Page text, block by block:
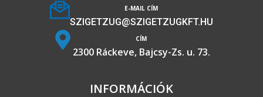
E-MAIL CÍM
SZIGETZUG@SZIGETZUGKFT.HU
CÍM
2300 Ráckeve, Bajcsy-Zs. u. 73.
INFORMÁCIÓK